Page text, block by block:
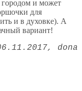
городом и может
для
и в духовке). А
вариант!
dona